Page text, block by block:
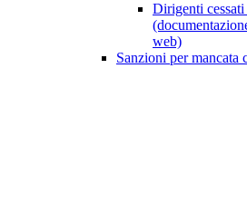
Dirigenti
web)
Sanzioni per mancata